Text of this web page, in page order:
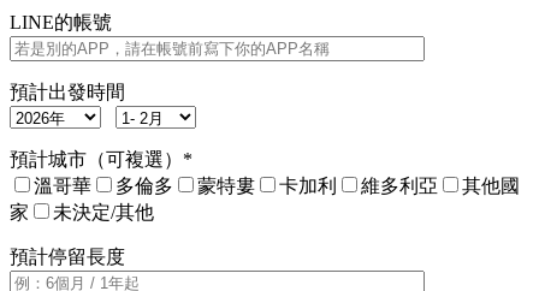
LINE的帳號
預計出發時間
預計城市（可複選）*
溫哥華
多倫多 蒙特婁 卡加利 維多利亞
其他國
家
未決定/其他
預計停留長度